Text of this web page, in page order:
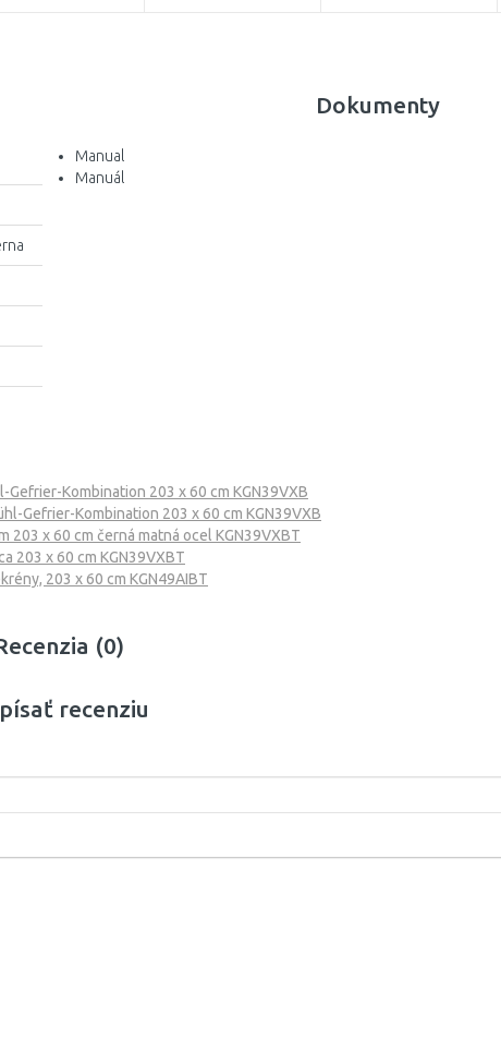
Dokumenty
Manual
Manuál
Kombination 203 x 60 cm KGN39VXB
Gefrier-Kombination 203 x 60 cm KGN39VXB
203 x 60 cm černá matná ocel KGN39VXBT
203 x 60 cm KGN39VXBT
203 x 60 cm KGN49AIBT
(0)
recenziu